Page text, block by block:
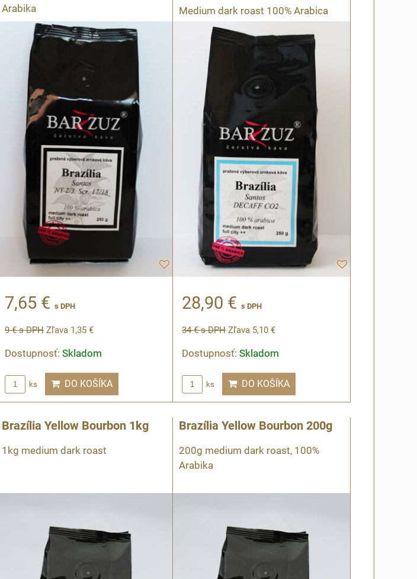
Arabika
7,65 € s DPH
9 €s DPH Zľava 1,35 €
Dostupnosť: Skladom
ks DO KOŠÍKA
Medium dark roast 100% Arabica
28,90 €s DPH
34 €s DPH Zľava 5,10 €
Dostupnosť:Skladom
ks DO KOŠÍKA
Brazília Yellow Bourbon 1kg
1kg medium dark roast
Brazília Yellow Bourbon 200g
200g medium dark roast, 100%
Arabika